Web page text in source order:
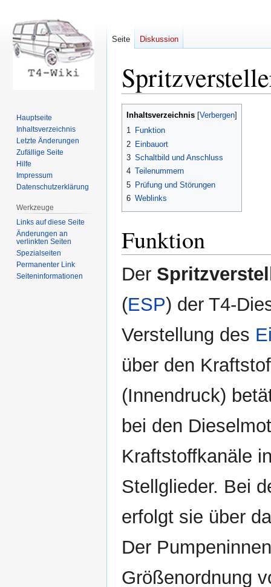
Zur
Zur
Inhaltsverzeichnis
1 Funktion
2 Einbauort
3 Schaltbild und Anschluss
4 Teilenummern
5 Prüfung und Störungen
6 Weblinks
Funktion
Der
(ESP) der T4-
Verstellung des
über den
(Innendruck)
bei den
Kraftstoffkanäle
Stellglieder. Bei
erfolgt sie über
Der
Größenordnung
Seite Diskussion
Hauptseite
Inhaltsverzeichnis
Letzte Änderungen
Zufällige Seite
Hilfe
Impressum
Datenschutzerklärung
Werkzeuge
Links auf diese Seite
Änderungen an
verlinkten Seiten
Spezialseiten
Permanenter Link
Seiten­informationen